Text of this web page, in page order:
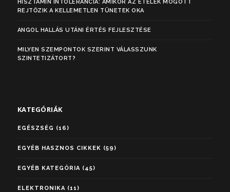
HISZTAMIN INTOLERANCIA: AMIKOR AZ ÉTELEK MÖGÖTT
REJTŐZIK A KELLEMETLEN TÜNETEK OKA
ANGOL HALLÁS UTÁNI ÉRTÉS FEJLESZTÉSE
MILYEN SZEMPONTOK SZERINT VÁLASSZUNK
SZINTETIZÁTORT?
KATEGÓRIÁK
EGÉSZSÉG (16)
EGYÉB HASZNOS CIKKEK (59)
EGYÉB KATEGÓRIA(45)
ELEKTRONIKA(11)